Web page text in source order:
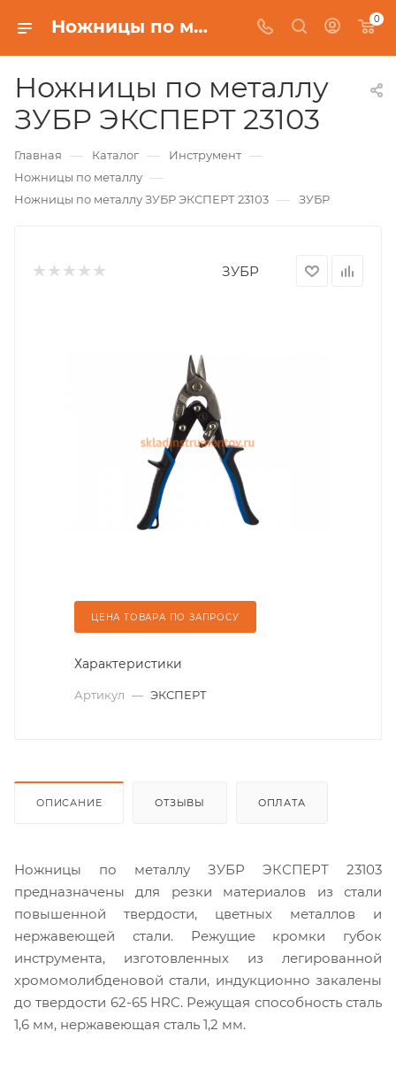
Ножницы по металлу ЗУБР ЭКСПЕРТ 23103 0
Ножницы по металлу
ЗУБР ЭКСПЕРТ 23103
Главная — Каталог — Инструмент —
Ножницы по металлу —
Ножницы по металлу ЗУБР ЭКСПЕРТ 23103 — ЗУБР
ЗУБР
ЦЕНА ТОВАРА ПО ЗАПРОСУ
Характеристики
Артикул — ЭКСПЕРТ
ОПИСАНИЕ ОТЗЫВЫ ОПЛАТА
Ножницы по металлу ЗУБР ЭКСПЕРТ 23103
предназначены для резки материалов из стали
повышенной твердости, цветных металлов и
нержавеющей стали. Режущие кромки губок
инструмента, изготовленных из легированной
хромомолибденовой стали, индукционно закалены
до твердости 62-65 HRC. Режущая способность сталь
1,6 мм, нержавеющая сталь 1,2 мм.